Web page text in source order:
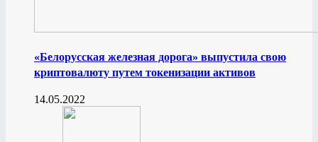
«Белорусская железная дорога» выпустила свою
криптовалюту путем токенизации активов
14.05.2022